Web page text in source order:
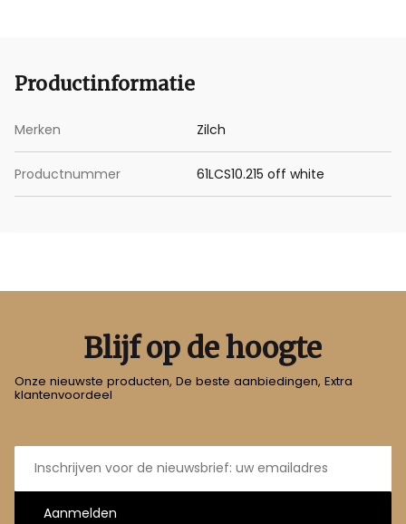
Productinformatie
Merken Zilch
Productnummer 61LCS10.215 off white
Blijf op de hoogte
Onze nieuwste producten, De beste aanbiedingen, Extra
klantenvoordeel
E-
mailadres
Aanmelden